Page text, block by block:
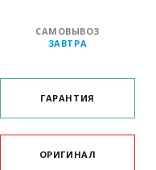
САМОВЫВОЗ
ЗАВТРА
ГАРАНТИЯ
ОРИГИНАЛ